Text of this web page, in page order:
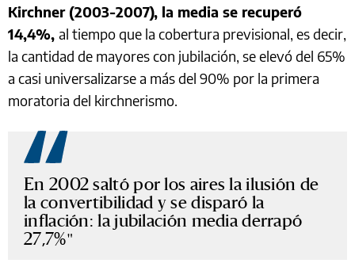
Kirchner (2003-2007), la media se recuperó
14,4%, al tiempo que la cobertura previsional, es decir,
la cantidad de mayores con jubilación, se elevó del 65%
a casi universalizarse a más del 90% por la primera
moratoria del kirchnerismo.
En 2002 saltó por los aires la ilusión de
la convertibilidad y se disparó la
inflación: la jubilación media derrapó
27,7%